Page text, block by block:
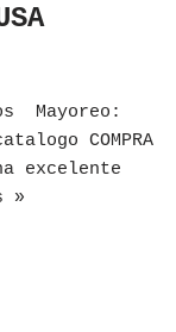
​Mayoreo:
COMPRA
excelente
»